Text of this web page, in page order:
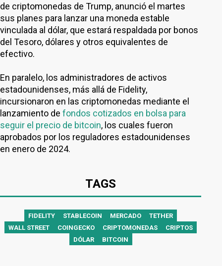
de criptomonedas de Trump, anunció el martes
sus planes para lanzar una moneda estable
vinculada al dólar, que estará respaldada por bonos
del Tesoro, dólares y otros equivalentes de
efectivo.
En paralelo, los administradores de activos
estadounidenses, más allá de Fidelity,
incursionaron en las criptomonedas mediante el
lanzamiento de fondos cotizados en bolsa para
seguir el precio de bitcoin, los cuales fueron
aprobados por los reguladores estadounidenses
en enero de 2024.
TAGS
FIDELITY STABLECOIN MERCADO
TETHER
WALL STREET
COINGECKO CRIPTOMONEDAS
CRIPTOS
DÓLAR
BITCOIN